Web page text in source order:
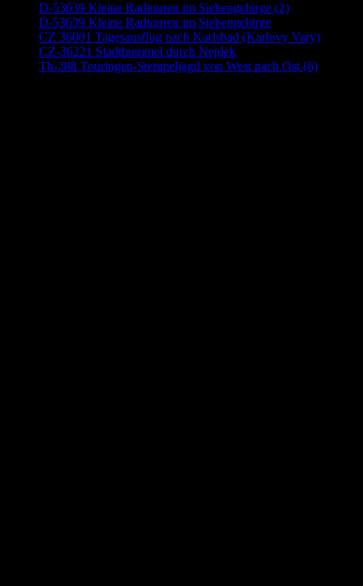
D-53639 Kleine Radtouren im Siebengebirge (2)
D-53639 Kleine Radtouren im Siebengebirge
CZ 36001 Tagesausflug nach Karlsbad (Karlovy Vary)
CZ-36221 Stadtbummel durch Nejdek
Th-288 Touringen-Stempeljagd von West nach Ost (6)